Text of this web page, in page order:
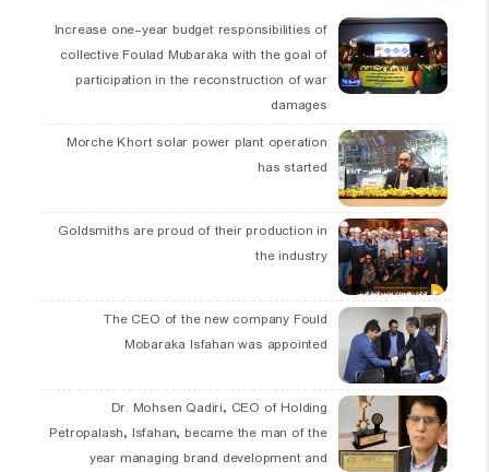
Increase one-year budget responsibilities of
collective Foulad Mubaraka with the goal of
participation in the reconstruction of war
damages
Morche Khort solar power plant operation
has started
Goldsmiths are proud of their production in
the industry
The CEO of the new company Fould
Mobaraka Isfahan was appointed
Dr. Mohsen Qadiri, CEO of Holding
Petropalash, Isfahan, became the man of the
year managing brand development and